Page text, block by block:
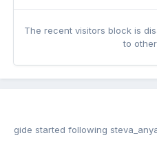
The recent visitors block is
to
gide started following